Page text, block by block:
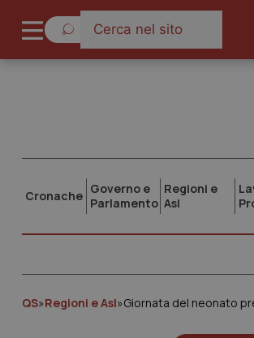
Cronache Governo e
Parlamento
Regioni e
Asl
QS»Regioni e Asl»Giornata del neonato